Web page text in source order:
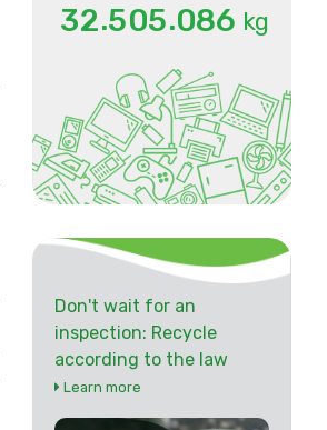
32.505.086 kg
Don't wait for an
inspection: Recycle
according to the law
Learn more